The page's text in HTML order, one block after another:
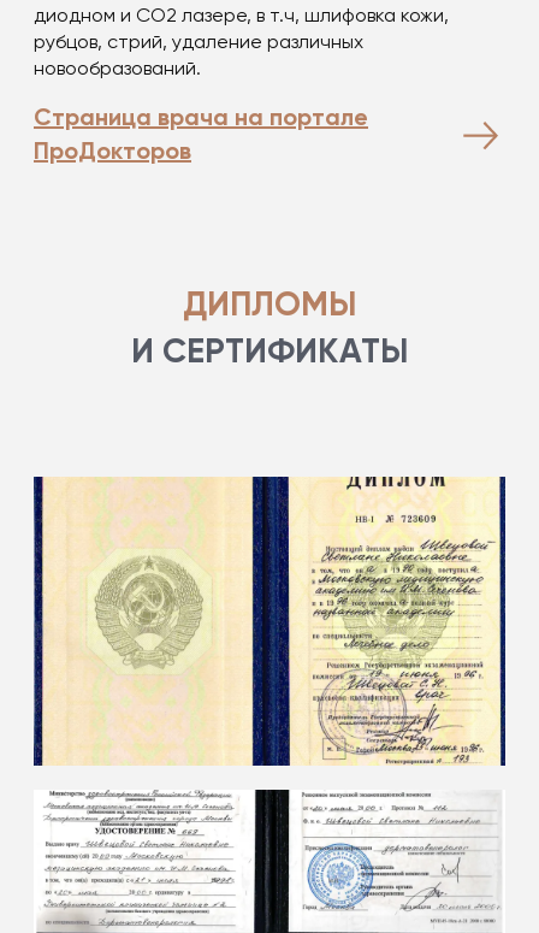
диодном и СО2 лазере, в т.ч, шлифовка кожи,
рубцов, стрий, удаление различных
новообразований.
Страница врача на портале
ПроДокторов
ДИПЛОМЫ
И СЕРТИФИКАТЫ